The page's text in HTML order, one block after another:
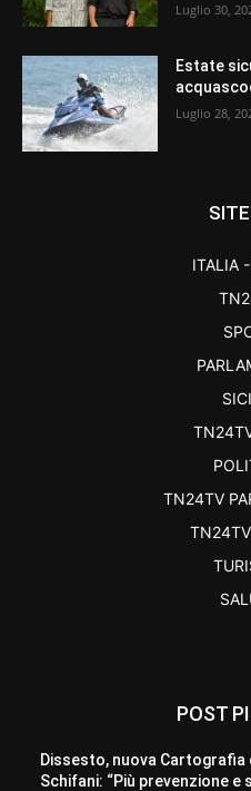
Luglio 30,
Estate
Luglio 28,
ITALIA
TN24TV
POST
Dissesto, nuova Cartografia
Schifani: “Più prevenzione e